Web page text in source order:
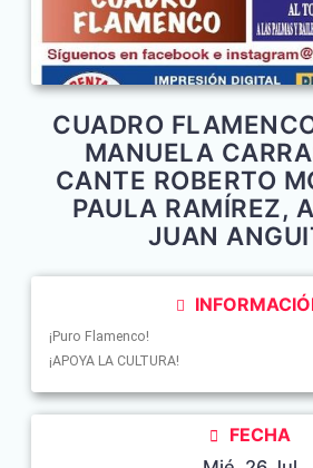
CUADRO
MANUELA
CANTE ROBERTO
PAULA RAMÍREZ,
JUAN
¡Puro Flamenco!
¡APOYA LA CULTURA!
FECHA